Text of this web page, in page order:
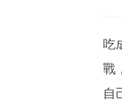
吃
戰
自